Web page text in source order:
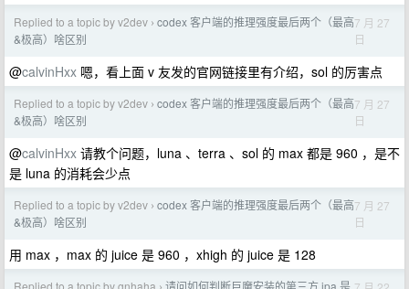
Replied to a topic by v2dev › codex 客户端的推理强度最后两个（最高
&极高）啥区别
7 月 27
日
@calvinHxx 嗯，看上面 v 友发的官网链接里有介绍，sol 的厉害点
Replied to a topic by v2dev › codex 客户端的推理强度最后两个（最高
&极高）啥区别
7 月 27
日
@calvinHxx 请教个问题，luna 、terra 、sol 的 max 都是 960 ，是不
是 luna 的消耗会少点
Replied to a topic by v2dev › codex 客户端的推理强度最后两个（最高
&极高）啥区别
7 月 27
日
用 max ，max 的 juice 是 960 ，xhigh 的 juice 是 128
Replied to a topic by gnhaha 请问如何判断巨魔安装的第三方 ipa 是